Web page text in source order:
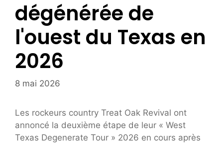
dégénérée de
l'ouest du Texas en
2026
8 mai 2026
Les rockeurs country Treat Oak Revival ont
annoncé la deuxième étape de leur « West
Texas Degenerate Tour » 2026 en cours après